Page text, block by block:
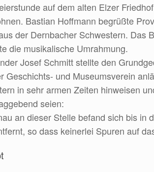
auf dem alten Elzer
Bastian Hoffmann begrüßte
der Dernbacher Schwestern. Das
die musikalische Umrahmung.
Josef Schmitt stellte den
Geschichts- und Museumsverein
in sehr armen Zeiten hinweisen
seien:
an dieser Stelle befand sich bis in
so dass keinerlei Spuren auf